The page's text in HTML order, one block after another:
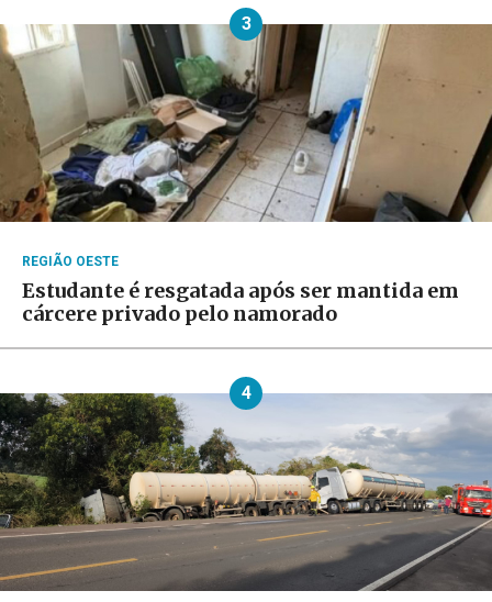
3
REGIÃO OESTE
Estudante é resgatada após ser mantida em
cárcere privado pelo namorado
4